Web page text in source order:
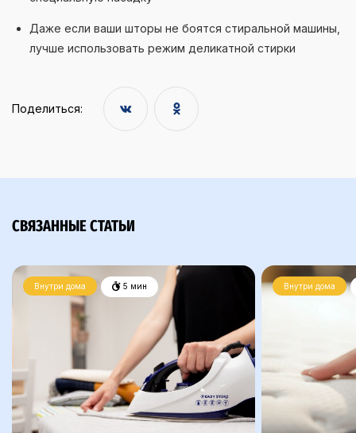
Даже если ваши шторы не боятся стиральной машины,
лучше использовать режим деликатной стирки
Поделиться:
СВЯЗАННЫЕ СТАТЬИ
Внутри дома 5 мин Внутри дома